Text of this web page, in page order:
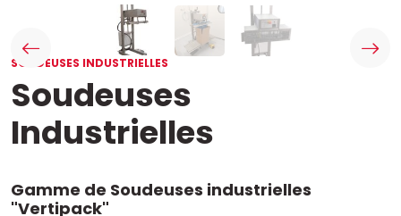
SOUDEUSES INDUSTRIELLES
Soudeuses
Industrielles
Gamme de Soudeuses industrielles
"Vertipack"